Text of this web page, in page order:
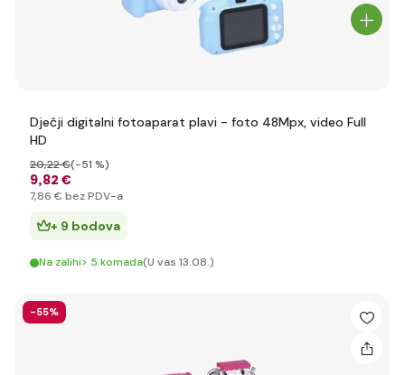
Dječji digitalni fotoaparat plavi - foto 48Mpx, video Full
HD
9,82 €
20,22 €(-51 %)
7,86 € bez PDV-a
+ 9 bodova
Na zalihi> 5 komada(U vas 13.08.)
-55%